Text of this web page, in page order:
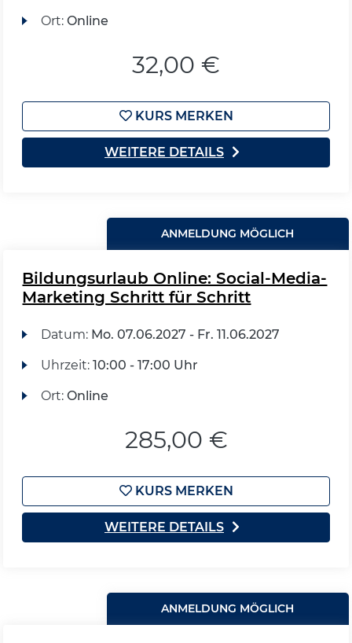
Ort: Online
32,00 €
KURS MERKEN
WEITERE DETAILS
ANMELDUNG MÖGLICH
Bildungsurlaub Online: Social-Media-
Marketing Schritt für Schritt
Datum: Mo. 07.06.2027 - Fr. 11.06.2027
Uhrzeit: 10:00 - 17:00 Uhr
Ort: Online
285,00 €
KURS MERKEN
WEITERE DETAILS
ANMELDUNG MÖGLICH